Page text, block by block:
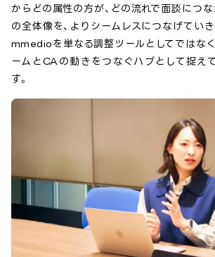
からどの属性の方が、どの流れで面談につ
の全体像を、よりシームレスにつなげていき
mmedioを単なる調整ツールとしてではなく
ームとCAの動きをつなぐハブとして捉え
す。